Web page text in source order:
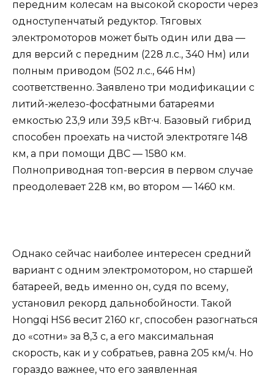
передним колесам на высокой скорости через
одноступенчатый редуктор. Тяговых
электромоторов может быть один или два —
для версий с передним (228 л.с., 340 Нм) или
полным приводом (502 л.с., 646 Нм)
соответственно. Заявлено три модификации с
литий-железо-фосфатными батареями
емкостью 23,9 или 39,5 кВт∙ч. Базовый гибрид
способен проехать на чистой электротяге 148
км, а при помощи ДВС — 1580 км.
Полноприводная топ-версия в первом случае
преодолевает 228 км, во втором — 1460 км.
Однако сейчас наиболее интересен средний
вариант с одним электромотором, но старшей
батареей, ведь именно он, судя по всему,
установил рекорд дальнобойности. Такой
Hongqi HS6 весит 2160 кг, способен разогнаться
до «сотни» за 8,3 с, а его максимальная
скорость, как и у собратьев, равна 205 км/ч. Но
гораздо важнее, что его заявленная